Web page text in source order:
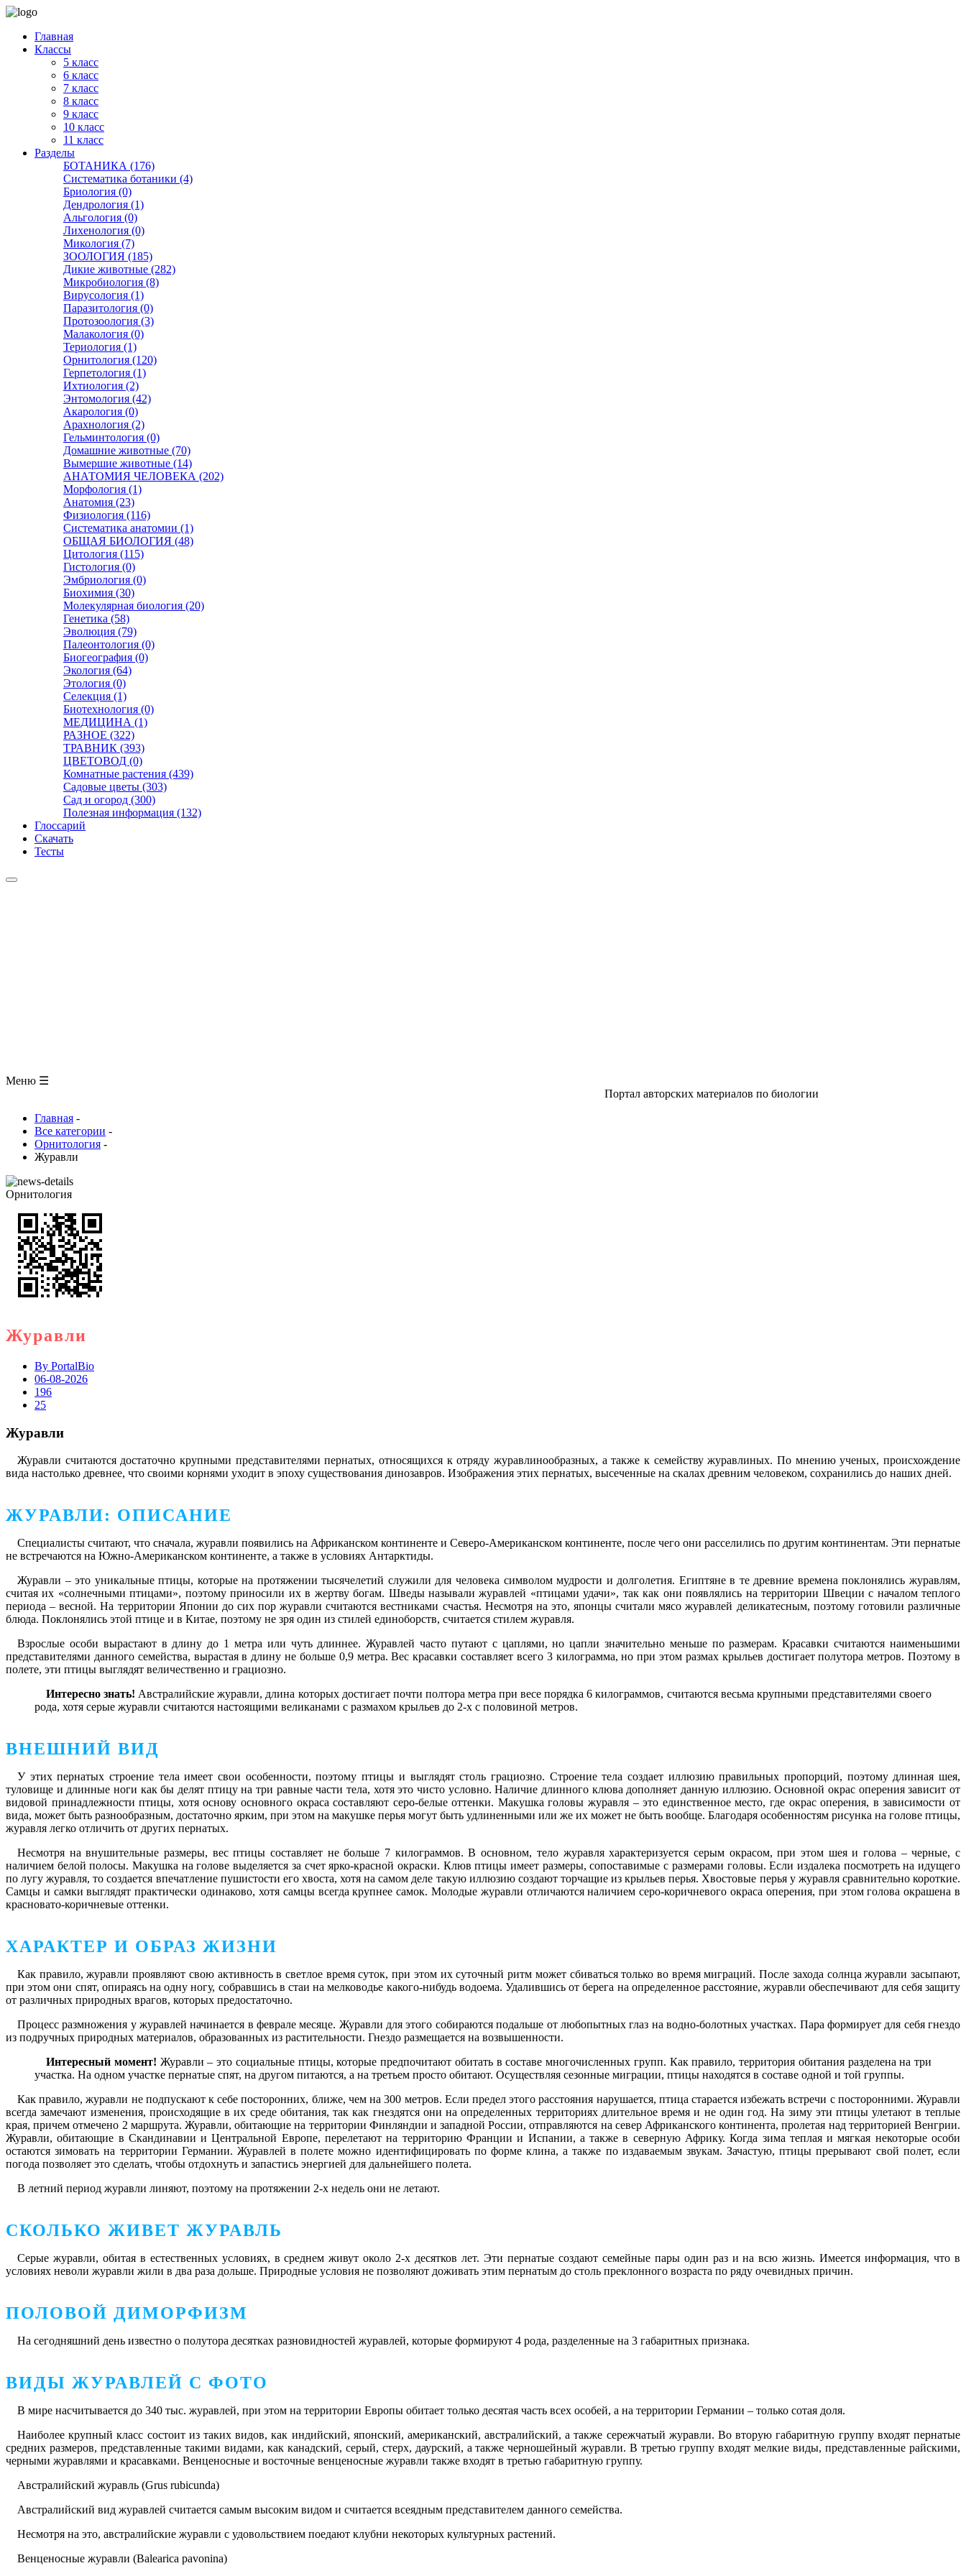
Главная
Классы
5 класс
6 класс
7 класс
8 класс
9 класс
10 класс
11 класс
Разделы
БОТАНИКА (176)
Систематика ботаники (4)
Бриология (0)
Дендрология (1)
Альгология (0)
Лихенология (0)
Микология (7)
ЗООЛОГИЯ (185)
Дикие животные (282)
Микробиология (8)
Вирусология (1)
Паразитология (0)
Протозоология (3)
Малакология (0)
Териология (1)
Орнитология (120)
Герпетология (1)
Ихтиология (2)
Энтомология (42)
Акарология (0)
Арахнология (2)
Гельминтология (0)
Домашние животные (70)
Вымершие животные (14)
АНАТОМИЯ ЧЕЛОВЕКА (202)
Морфология (1)
Анатомия (23)
Физиология (116)
Систематика анатомии (1)
ОБЩАЯ БИОЛОГИЯ (48)
Цитология (115)
Гистология (0)
Эмбриология (0)
Биохимия (30)
Молекулярная биология (20)
Генетика (58)
Эволюция (79)
Палеонтология (0)
Биогеография (0)
Экология (64)
Этология (0)
Селекция (1)
Биотехнология (0)
МЕДИЦИНА (1)
РАЗНОЕ (322)
ТРАВНИК (393)
ЦВЕТОВОД (0)
Комнатные растения (439)
Садовые цветы (303)
Сад и огород (300)
Полезная информация (132)
Глоссарий
Скачать
Тесты
Меню ☰
Портал авторских материалов по биологии
Главная -
Все категории -
Орнитология -
Журавли
Орнитология
Журавли
By PortalBio
06-08-2026
196
25
Журавли
Журавли считаются достаточно крупными представителями пернатых, относящихся к отряду журавлинообразных, а также к семейству журавлиных. По мнению ученых, происхождение
вида настолько древнее, что своими корнями уходит в эпоху существования динозавров. Изображения этих пернатых, высеченные на скалах древним человеком, сохранились до наших дней.
ЖУРАВЛИ: ОПИСАНИЕ
Специалисты считают, что сначала, журавли появились на Африканском континенте и Северо-Американском континенте, после чего они расселились по другим континентам. Эти пернатые
не встречаются на Южно-Американском континенте, а также в условиях Антарктиды.
Журавли – это уникальные птицы, которые на протяжении тысячелетий служили для человека символом мудрости и долголетия. Египтяне в те древние времена поклонялись журавлям,
считая их «солнечными птицами», поэтому приносили их в жертву богам. Шведы называли журавлей «птицами удачи», так как они появлялись на территории Швеции с началом теплого
периода – весной. На территории Японии до сих пор журавли считаются вестниками счастья. Несмотря на это, японцы считали мясо журавлей деликатесным, поэтому готовили различные
блюда. Поклонялись этой птице и в Китае, поэтому не зря один из стилей единоборств, считается стилем журавля.
Взрослые особи вырастают в длину до 1 метра или чуть длиннее. Журавлей часто путают с цаплями, но цапли значительно меньше по размерам. Красавки считаются наименьшими
представителями данного семейства, вырастая в длину не больше 0,9 метра. Вес красавки составляет всего 3 килограмма, но при этом размах крыльев достигает полутора метров. Поэтому в
полете, эти птицы выглядят величественно и грациозно.
Интересно знать! Австралийские журавли, длина которых достигает почти полтора метра при весе порядка 6 килограммов, считаются весьма крупными представителями своего
рода, хотя серые журавли считаются настоящими великанами с размахом крыльев до 2-х с половиной метров.
ВНЕШНИЙ ВИД
У этих пернатых строение тела имеет свои особенности, поэтому птицы и выглядят столь грациозно. Строение тела создает иллюзию правильных пропорций, поэтому длинная шея,
туловище и длинные ноги как бы делят птицу на три равные части тела, хотя это чисто условно. Наличие длинного клюва дополняет данную иллюзию. Основной окрас оперения зависит от
видовой принадлежности птицы, хотя основу основного окраса составляют серо-белые оттенки. Макушка головы журавля – это единственное место, где окрас оперения, в зависимости от
вида, может быть разнообразным, достаточно ярким, при этом на макушке перья могут быть удлиненными или же их может не быть вообще. Благодаря особенностям рисунка на голове птицы,
журавля легко отличить от других пернатых.
Несмотря на внушительные размеры, вес птицы составляет не больше 7 килограммов. В основном, тело журавля характеризуется серым окрасом, при этом шея и голова – черные, с
наличием белой полосы. Макушка на голове выделяется за счет ярко-красной окраски. Клюв птицы имеет размеры, сопоставимые с размерами головы. Если издалека посмотреть на идущего
по лугу журавля, то создается впечатление пушистости его хвоста, хотя на самом деле такую иллюзию создают торчащие из крыльев перья. Хвостовые перья у журавля сравнительно короткие.
Самцы и самки выглядят практически одинаково, хотя самцы всегда крупнее самок. Молодые журавли отличаются наличием серо-коричневого окраса оперения, при этом голова окрашена в
красновато-коричневые оттенки.
ХАРАКТЕР И ОБРАЗ ЖИЗНИ
Как правило, журавли проявляют свою активность в светлое время суток, при этом их суточный ритм может сбиваться только во время миграций. После захода солнца журавли засыпают,
при этом они спят, опираясь на одну ногу, собравшись в стаи на мелководье какого-нибудь водоема. Удалившись от берега на определенное расстояние, журавли обеспечивают для себя защиту
от различных природных врагов, которых предостаточно.
Процесс размножения у журавлей начинается в феврале месяце. Журавли для этого собираются подальше от любопытных глаз на водно-болотных участках. Пара формирует для себя гнездо
из подручных природных материалов, образованных из растительности. Гнездо размещается на возвышенности.
Интересный момент! Журавли – это социальные птицы, которые предпочитают обитать в составе многочисленных групп. Как правило, территория обитания разделена на три
участка. На одном участке пернатые спят, на другом питаются, а на третьем просто обитают. Осуществляя сезонные миграции, птицы находятся в составе одной и той группы.
Как правило, журавли не подпускают к себе посторонних, ближе, чем на 300 метров. Если предел этого расстояния нарушается, птица старается избежать встречи с посторонними. Журавли
всегда замечают изменения, происходящие в их среде обитания, так как гнездятся они на определенных территориях длительное время и не один год. На зиму эти птицы улетают в теплые
края, причем отмечено 2 маршрута. Журавли, обитающие на территории Финляндии и западной России, отправляются на север Африканского континента, пролетая над территорией Венгрии.
Журавли, обитающие в Скандинавии и Центральной Европе, перелетают на территорию Франции и Испании, а также в северную Африку. Когда зима теплая и мягкая некоторые особи
остаются зимовать на территории Германии. Журавлей в полете можно идентифицировать по форме клина, а также по издаваемым звукам. Зачастую, птицы прерывают свой полет, если
погода позволяет это сделать, чтобы отдохнуть и запастись энергией для дальнейшего полета.
В летний период журавли линяют, поэтому на протяжении 2-х недель они не летают.
СКОЛЬКО ЖИВЕТ ЖУРАВЛЬ
Серые журавли, обитая в естественных условиях, в среднем живут около 2-х десятков лет. Эти пернатые создают семейные пары один раз и на всю жизнь. Имеется информация, что в
условиях неволи журавли жили в два раза дольше. Природные условия не позволяют доживать этим пернатым до столь преклонного возраста по ряду очевидных причин.
ПОЛОВОЙ ДИМОРФИЗМ
На сегодняшний день известно о полутора десятках разновидностей журавлей, которые формируют 4 рода, разделенные на 3 габаритных признака.
ВИДЫ ЖУРАВЛЕЙ С ФОТО
В мире насчитывается до 340 тыс. журавлей, при этом на территории Европы обитает только десятая часть всех особей, а на территории Германии – только сотая доля.
Наиболее крупный класс состоит из таких видов, как индийский, японский, американский, австралийский, а также сережчатый журавли. Во вторую габаритную группу входят пернатые
средних размеров, представленные такими видами, как канадский, серый, стерх, даурский, а также черношейный журавли. В третью группу входят мелкие виды, представленные райскими,
черными журавлями и красавками. Венценосные и восточные венценосные журавли также входят в третью габаритную группу.
Австралийский журавль (Grus rubicunda)
Австралийский вид журавлей считается самым высоким видом и считается всеядным представителем данного семейства.
Несмотря на это, австралийские журавли с удовольствием поедают клубни некоторых культурных растений.
Венценосные журавли (Balearica pavonina)